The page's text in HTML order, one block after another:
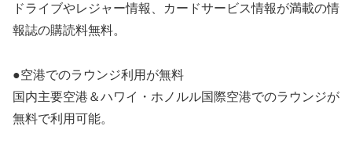
ドライブやレジャー情報、カードサービス情報が満載の情
報誌の購読料無料。
●空港でのラウンジ利用が無料
国内主要空港＆ハワイ・ホノルル国際空港でのラウンジが
無料で利用可能。